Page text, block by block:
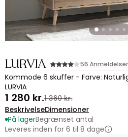
LURVIA 56 Anmeldelser
Kommode 6 skuffer - Farve:
LURVIA
1 280 kr.1 360 kr.
BeskrivelseDimensioner
På lagerBegrænset antal
Leveres inden for 6 til 8 dage